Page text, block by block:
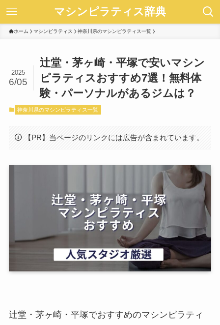
マシンピラティス辞典
ホーム マシンピラティス 神奈川県のマシンピラティス一覧
辻堂・茅ヶ崎・平塚で安いマシン
ピラティスおすすめ7選！無料体
験・パーソナルがあるジムは？
2025
6/05
神奈川県のマシンピラティス一覧
【PR】当ページのリンクには広告が含まれています。
辻堂・茅ヶ崎・平塚でおすすめのマシンピラティ